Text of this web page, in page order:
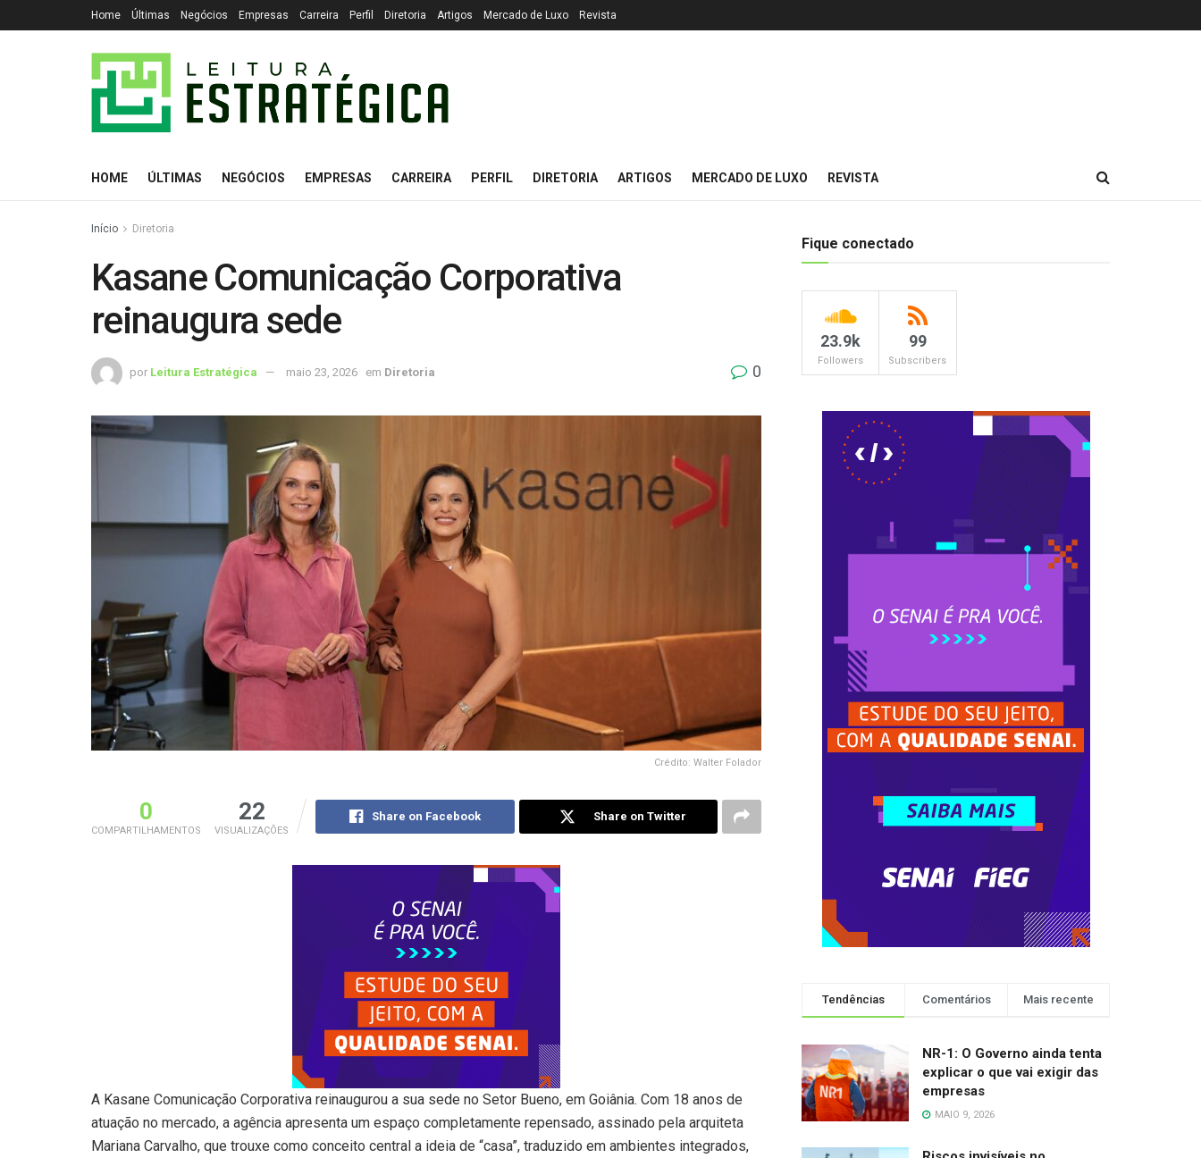
Home Últimas Negócios Empresas Carreira Perfil Diretoria Artigos Mercado de Luxo Revista
HOME ÚLTIMAS NEGÓCIOS EMPRESAS CARREIRA PERFIL DIRETORIA ARTIGOS MERCADO DE LUXO REVISTA
Início Diretoria
Kasane Comunicação Corporativa
reinaugura sede
por Leitura Estratégica maio 23, 2026 em Diretoria 0
Crédito: Walter Folador
0
COMPARTILHAMENTOS
22
VISUALIZAÇÕES
Share on Facebook Share on Twitter
A Kasane Comunicação Corporativa reinaugurou a sua sede no Setor Bueno, em Goiânia. Com 18 anos de
atuação no mercado, a agência apresenta um espaço completamente repensado, assinado pela arquiteta
Mariana Carvalho, que trouxe como conceito central a ideia de “casa”, traduzido em ambientes integrados,
Fique conectado
23.9k
Followers
99
Subscribers
Tendências Comentários Mais recente
NR-1: O Governo ainda tenta
explicar o que vai exigir das
empresas
MAIO 9, 2026